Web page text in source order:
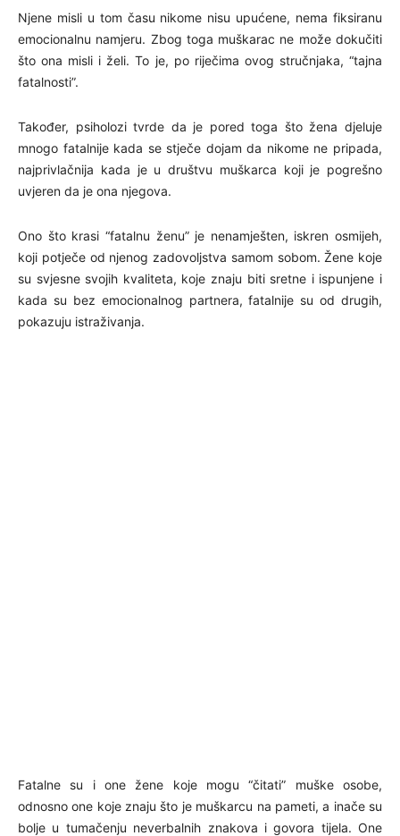
Njene misli u tom času nikome nisu upućene, nema fiksiranu
emocionalnu namjeru. Zbog toga muškarac ne može dokučiti
što ona misli i želi. To je, po riječima ovog stručnjaka, “tajna
fatalnosti”.
Također, psiholozi tvrde da je pored toga što žena djeluje
mnogo fatalnije kada se stječe dojam da nikome ne pripada,
najprivlačnija kada je u društvu muškarca koji je pogrešno
uvjeren da je ona njegova.
Ono što krasi “fatalnu ženu” je nenamješten, iskren osmijeh,
koji potječe od njenog zadovoljstva samom sobom. Žene koje
su svjesne svojih kvaliteta, koje znaju biti sretne i ispunjene i
kada su bez emocionalnog partnera, fatalnije su od drugih,
pokazuju istraživanja.
Fatalne su i one žene koje mogu “čitati” muške osobe,
odnosno one koje znaju što je muškarcu na pameti, a inače su
bolje u tumačenju neverbalnih znakova i govora tijela. One